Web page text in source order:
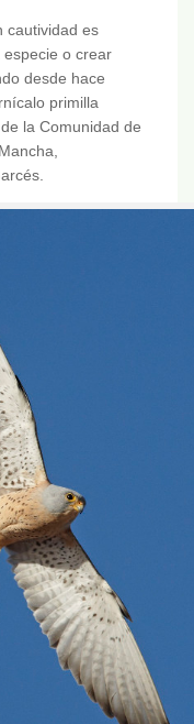
cautividad es
o crear
desde hace
primilla
la Comunidad de